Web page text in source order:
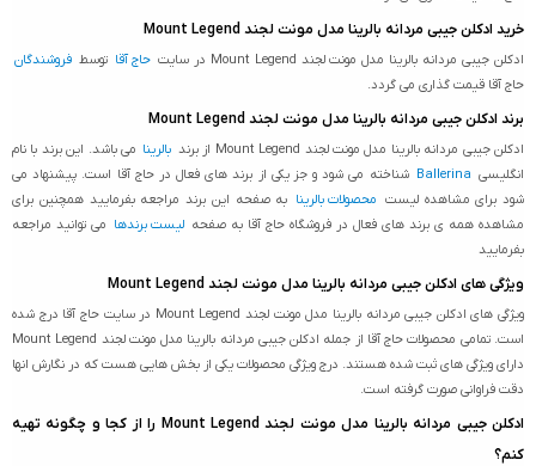
خرید ادکلن جیبی مردانه بالرینا مدل مونت لجند Mount Legend
ادکلن جیبی مردانه بالرینا مدل مونت لجند Mount Legend در سایت حاج آقا توسط فروشندگان
حاج آقا قیمت گذاری می گردد.
برند ادکلن جیبی مردانه بالرینا مدل مونت لجند Mount Legend
ادکلن جیبی مردانه بالرینا مدل مونت لجند Mount Legend از برند بالرینا می باشد. این برند با نام
انگلیسی Ballerina شناخته می شود و جز یکی از برند های فعال در حاج آقا است. پیشنهاد می
شود برای مشاهده لیست محصولات بالرینا به صفحه این برند مراجعه بفرمایید همچنین برای
مشاهده همه ی برند های فعال در فروشگاه حاج آقا به صفحه لیست برندها می توانید مراجعه
بفرمایید
ویژگی های ادکلن جیبی مردانه بالرینا مدل مونت لجند Mount Legend
ویژگی های ادکلن جیبی مردانه بالرینا مدل مونت لجند Mount Legend در سایت حاج آقا درج شده
است. تمامی محصولات حاج آقا از جمله ادکلن جیبی مردانه بالرینا مدل مونت لجند Mount Legend
دارای ویژگی های ثبت شده هستند. درج ویژگی محصولات یکی از بخش هایی هست که در نگارش انها
دقت فراوانی صورت گرفته است.
ادکلن جیبی مردانه بالرینا مدل مونت لجند Mount Legend را از کجا و چگونه تهیه
کنم؟